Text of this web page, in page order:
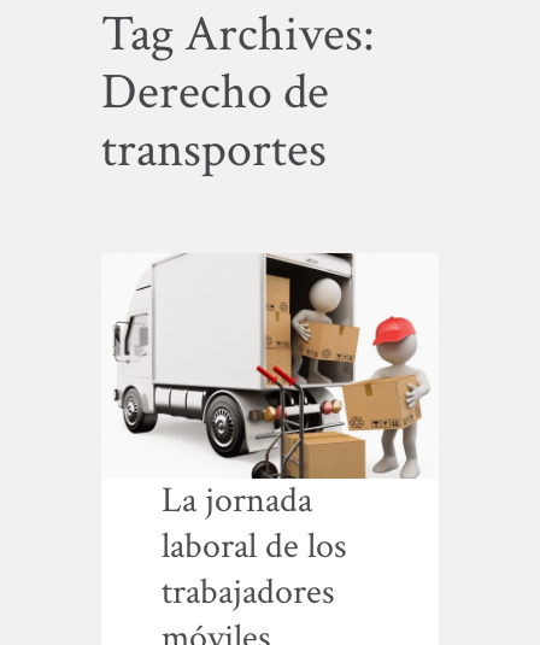
Tag Archives:
Derecho de
transportes
La jornada
laboral de los
trabajadores